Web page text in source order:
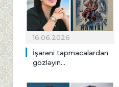
16.06.2026
İşarəni tapmacalardan
gözləyin...